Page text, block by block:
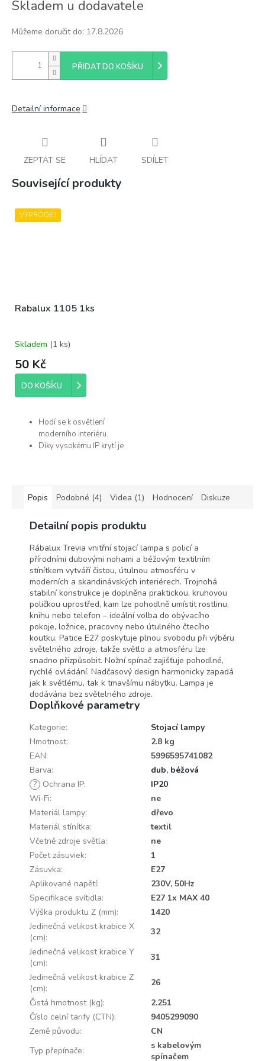
cena:
Skladem u dodavatele
Můžeme doručit do: 17.8.2026
PŘIDAT DO KOŠÍKU
Detailní informace
ZEPTAT SE HLÍDAT SDÍLET
Související produkty
VÝPRODEJ
Rabalux 1105 1ks
Skladem (1 ks)
50 Kč
DO KOŠÍKU
Hodí se k osvětlení
moderního interiéru.
Díky vysokému IP krytí je
balení.
Popis Podobné (4) Videa (1) Hodnocení Diskuze
Detailní popis produktu
Rábalux Trevia vnitřní stojací lampa s policí a
přírodními dubovými nohami a béžovým textilním
stínítkem vytváří čistou, útulnou atmosféru v
moderních a skandinávských interiérech. Trojnohá
stabilní konstrukce je doplněna praktickou, kruhovou
poličkou uprostřed, kam lze pohodlně umístit rostlinu,
knihu nebo telefon – ideální volba do obývacího
pokoje, ložnice, pracovny nebo útulného čtecího
koutku. Patice E27 poskytuje plnou svobodu při výběru
světelného zdroje, takže světlo a atmosféru lze
snadno přizpůsobit. Nožní spínač zajišťuje pohodlné,
rychlé ovládání. Nadčasový design harmonicky zapadá
jak k světlému, tak k tmavšímu nábytku. Lampa je
dodávána bez světelného zdroje.
Doplňkové parametry
Kategorie:
Stojací lampy
Hmotnost:
2.8 kg
EAN:
5996595741082
Barva: dub, béžová
? Ochrana IP:
IP20
Wi-Fi:
ne
Materiál lampy:
dřevo
Materiál stínítka:
textil
Včetně zdroje světla:
ne
Počet zásuviek:
1
Zásuvka:
E27
Aplikované napětí:
230V, 50Hz
Specifikace svítidla:
E27 1x MAX 40
Výška produktu Z (mm):
1420
Jedinečná velikost krabice X
(cm):
32
Jedinečná velikost krabice Y
(cm):
31
Jedinečná velikost krabice Z
(cm):
26
Čistá hmotnost (kg):
2.251
Číslo celní tarify (CTN):
9405299090
Země původu:
CN
Typ přepínače:
s kabelovým
spínačem